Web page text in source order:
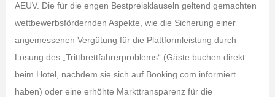
AEUV. Die für die engen Bestpreisklauseln geltend gemachten
wettbewerbsfördernden Aspekte, wie die Sicherung einer
angemessenen Vergütung für die Plattformleistung durch
Lösung des „Trittbrettfahrerproblems“ (Gäste buchen direkt
beim Hotel, nachdem sie sich auf Booking.com informiert
haben) oder eine erhöhte Markttransparenz für die